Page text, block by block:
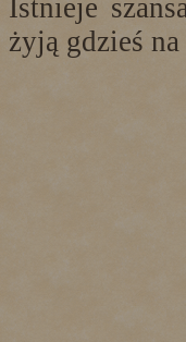
Istnieje
żyją gdzieś